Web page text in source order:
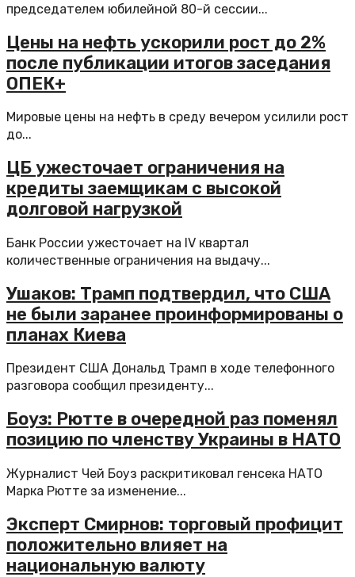
председателем юбилейной 80-й сессии...
Цены на нефть ускорили рост до 2%
после публикации итогов заседания
ОПЕК+
Мировые цены на нефть в среду вечером усилили рост
до...
ЦБ ужесточает ограничения на
кредиты заемщикам с высокой
долговой нагрузкой
Банк России ужесточает на IV квартал
количественные ограничения на выдачу...
Ушаков: Трамп подтвердил, что США
не были заранее проинформированы о
планах Киева
Президент США Дональд Трамп в ходе телефонного
разговора сообщил президенту...
Боуз: Рютте в очередной раз поменял
позицию по членству Украины в НАТО
Журналист Чей Боуз раскритиковал генсека НАТО
Марка Рютте за изменение...
Эксперт Смирнов: торговый профицит
положительно влияет на
национальную валюту